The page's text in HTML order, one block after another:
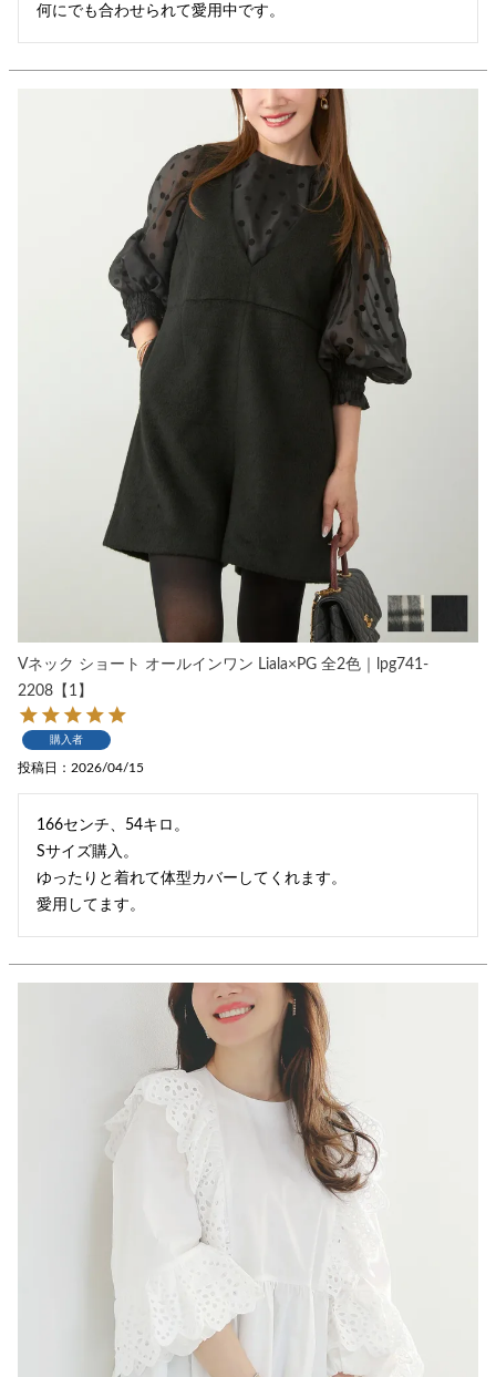
何にでも合わせられて愛用中です。
Vネック ショート オールインワン Liala×PG 全2色｜lpg741-
2208【1】
購入者
投稿日 2026/04/15
166センチ、54キロ。
Sサイズ購入。
ゆったりと着れて体型カバーしてくれます。
愛用してます。